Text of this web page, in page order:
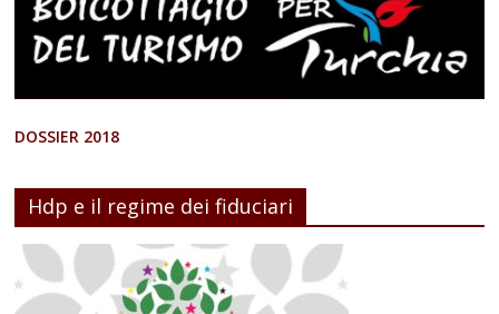
DOSSIER 2018
Hdp e il regime dei fiduciari